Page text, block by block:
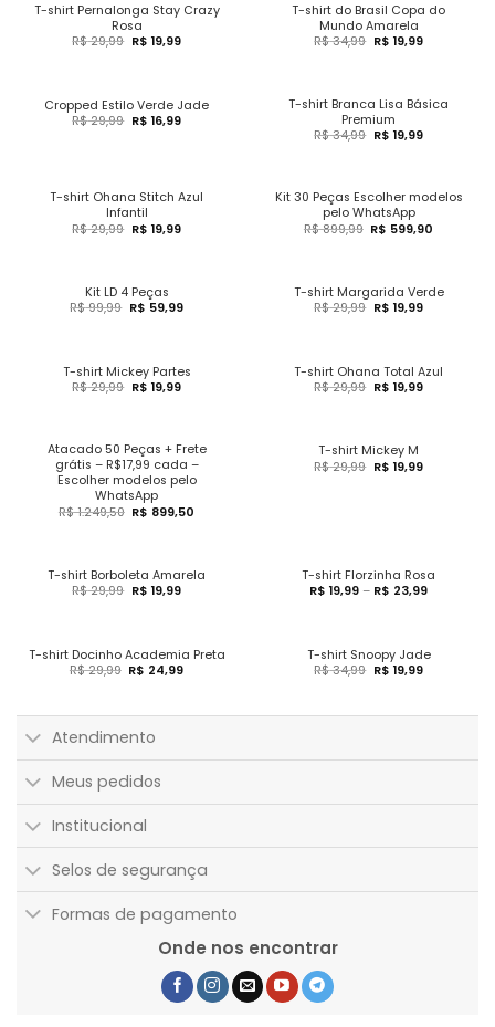
T-shirt Pernalonga Stay Crazy
Rosa
R$29,99 R$ 19,99
T-shirt do Brasil Copa do
Mundo Amarela
R$34,99 R$ 19,99
Cropped Estilo Verde Jade
R$29,99 R$ 16,99
T-shirt Branca Lisa Básica
Premium
R$34,99 R$ 19,99
T-shirt Ohana Stitch Azul
Infantil
R$29,99 R$ 19,99
Kit 30 Peças Escolher modelos
pelo WhatsApp
R$899,99 R$ 599,90
Kit LD 4 Peças
R$99,99 R$ 59,99
T-shirt Margarida Verde
R$29,99 R$ 19,99
T-shirt Mickey Partes
R$29,99 R$ 19,99
T-shirt Ohana Total Azul
R$29,99 R$ 19,99
Atacado 50 Peças + Frete
grátis – R$17,99 cada –
Escolher modelos pelo
WhatsApp
R$1.249,50 R$ 899,50
T-shirt Mickey M
R$29,99 R$ 19,99
T-shirt Borboleta Amarela
R$29,99 R$ 19,99
T-shirt Florzinha Rosa
R$ 19,99 – R$ 23,99
T-shirt Docinho Academia Preta
R$29,99 R$ 24,99
T-shirt Snoopy Jade
R$34,99 R$ 19,99
Atendimento
Meus pedidos
Institucional
Selos de segurança
Formas de pagamento
Onde nos encontrar